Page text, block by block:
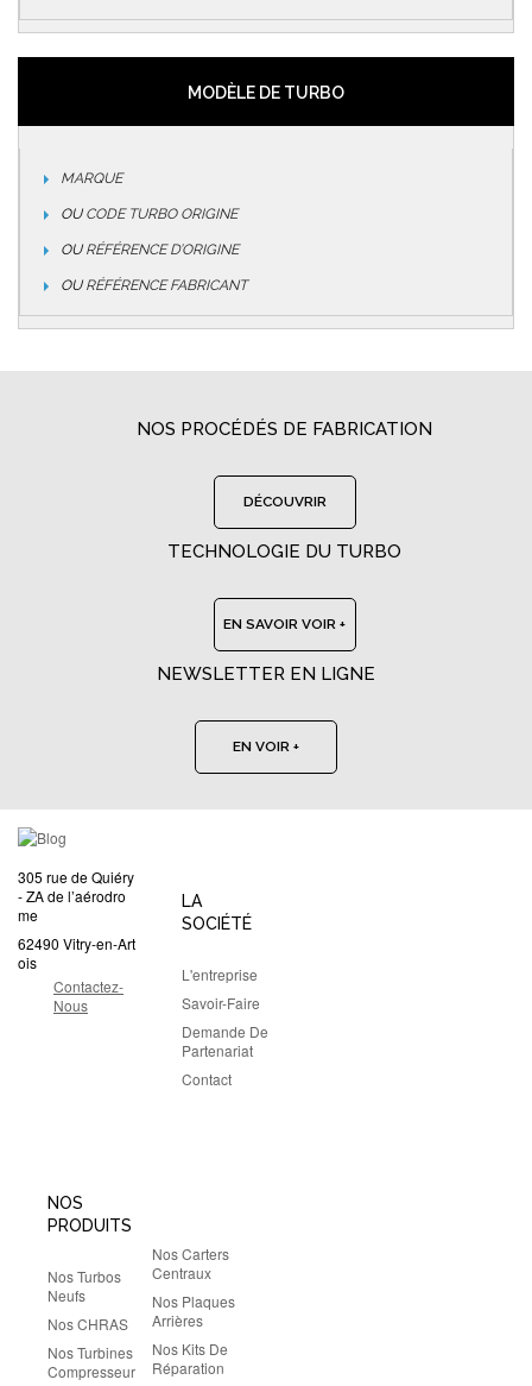
MODÈLE DE TURBO
MARQUE
OUCODE TURBO ORIGINE
OURÉFÉRENCE D’ORIGINE
OURÉFÉRENCE FABRICANT
NOS PROCÉDÉS DE FABRICATION
DÉCOUVRIR
TECHNOLOGIE DU TURBO
EN SAVOIR VOIR +
NEWSLETTER EN LIGNE
EN VOIR +
305 rue de Quiéry
- ZA de l’aérodro
me
62490 Vitry-en-Art
ois
Contactez-
Nous
LA
SOCIÉTÉ
L'entreprise
Savoir-Faire
Demande De
Partenariat
Contact
NOS
PRODUITS
Nos Turbos
Neufs
Nos CHRAS
Nos Turbines
Compresseur
Nos Carters
Centraux
Nos Plaques
Arrières
Nos Kits De
Réparation